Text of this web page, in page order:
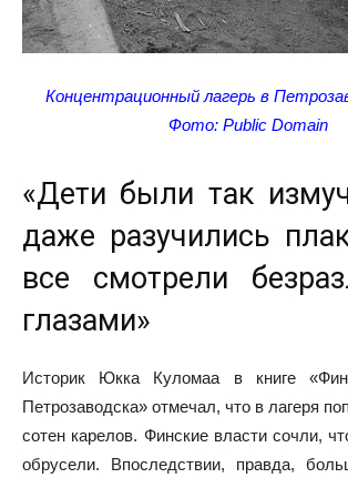
Концентрационный лагерь в
Фото: Public Domain
«Дети были так
даже разучились
все смотрели
глазами»
Историк Юкка Куломаа в книге
Петрозаводска» отмечал, что в лагеря
сотен карелов. Финские власти сочли,
обрусели. Впоследствии, правда,